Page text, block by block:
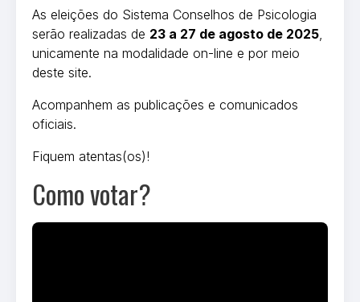
As eleições do Sistema Conselhos de Psicologia
serão realizadas de 23 a 27 de agosto de 2025,
unicamente na modalidade on-line e por meio
deste site.
Acompanhem as publicações e comunicados
oficiais.
Fiquem atentas(os)!
Como votar?